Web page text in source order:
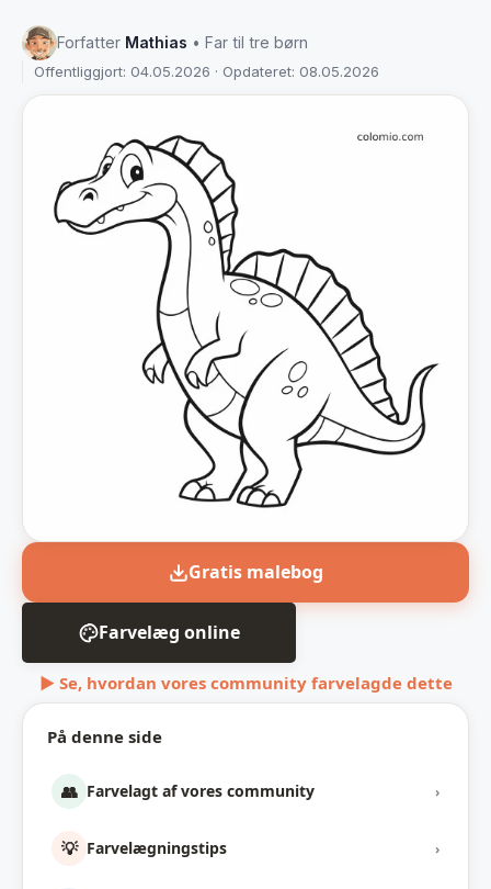
Forfatter Mathias • Far til tre børn
Offentliggjort: 04.05.2026 · Opdateret: 08.05.2026
På denne side
👥 Farvelagt af vores community ›
💡 Farvelægningstips ›
Gratis malebog
Farvelæg online
▶ Se, hvordan vores community farvelagde dette